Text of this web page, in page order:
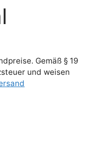
Gemäß § 19
und weisen